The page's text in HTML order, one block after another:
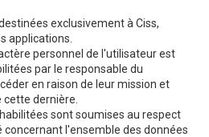
exclusivement à Ciss,
applications.
personnel de l'utilisateur est
par le responsable du
en raison de leur mission et
dernière.
sont soumises au respect
l'ensemble des données